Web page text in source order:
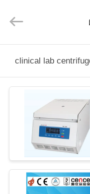
บ้าน
Xiangyi
Laboratory
Rightsclinical lab